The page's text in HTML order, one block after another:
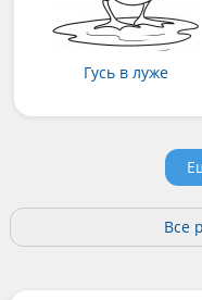
Гусь в луже
Все